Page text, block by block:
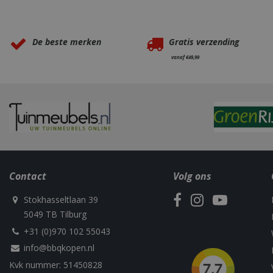
De beste merken Gratis verzending
vanaf €49,99
Contact
Stokhasseltlaan 39
5049 TB Tilburg
+31 (0)970 102 55043
info@bbqkopen.nl
Kvk nummer: 51450828
Volg ons